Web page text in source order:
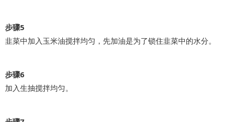
步骤5
韭菜中加入玉米油搅拌均匀，先加油是为了锁住韭菜中的水分。
步骤6
加入生抽搅拌均匀。